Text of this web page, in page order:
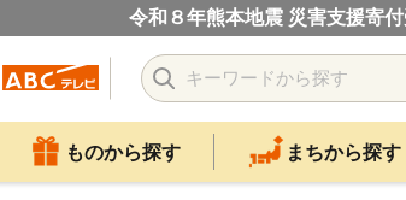
令和８年熊本地震 災害支援寄
ものから探す まちから探す